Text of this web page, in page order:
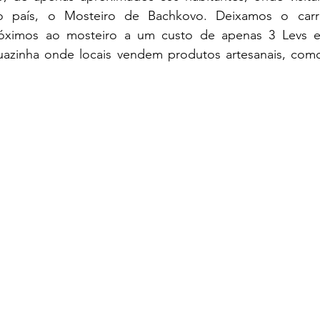
país, o Mosteiro de Bachkovo. Deixamos o
ao mosteiro a um custo de apenas 3 Levs
onde locais vendem produtos artesanais,